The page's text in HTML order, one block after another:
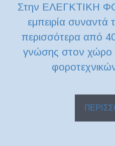
Στην ΕΛΕΓΚΤΙΚΗ
εμπειρία
περισσότερα από
γνώσης στον χώρο